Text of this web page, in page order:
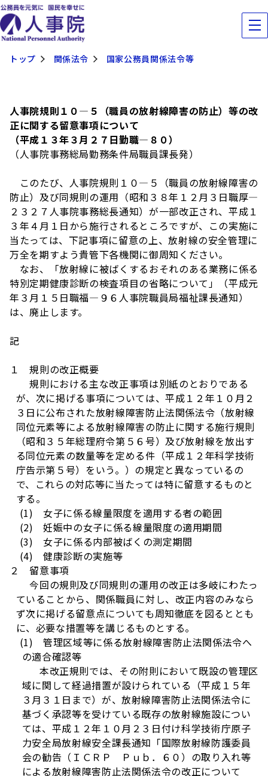
トップ 関係法令 国家公務員関係法令等
人事院規則１０―５（職員の放射線障害の防止）等の改
正に関する留意事項について
（平成１３年３月２７日勤職―８０）
（人事院事務総局勤務条件局職員課長発）
このたび、人事院規則１０―５（職員の放射線障害の
防止）及び同規則の運用（昭和３８年１２月３日職厚―
２３２７人事院事務総長通知）が一部改正され、平成１
３年４月１日から施行されるところですが、この実施に
当たっては、下記事項に留意の上、放射線の安全管理に
万全を期すよう貴管下各機関に御周知ください。
なお、「放射線に被ばくするおそれのある業務に係る
特別定期健康診断の検査項目の省略について」（平成元
年３月１５日職福―９６人事院職員局福祉課長通知）
は、廃止します。
記
１ 規則の改正概要
規則における主な改正事項は別紙のとおりである
が、次に掲げる事項については、平成１２年１０月２
３日に公布された放射線障害防止法関係法令（放射線
同位元素等による放射線障害の防止に関する施行規則
（昭和３５年総理府令第５６号）及び放射線を放出す
る同位元素の数量等を定める件（平成１２年科学技術
庁告示第５号）をいう。）の規定と異なっているの
で、これらの対応等に当たっては特に留意するものと
する。
(1) 女子に係る線量限度を適用する者の範囲
(2) 妊娠中の女子に係る線量限度の適用期間
(3) 女子に係る内部被ばくの測定期間
(4) 健康診断の実施等
２ 留意事項
今回の規則及び同規則の運用の改正は多岐にわたっ
ていることから、関係職員に対し、改正内容のみなら
ず次に掲げる留意点についても周知徹底を図るととも
に、必要な措置等を講じるものとする。
(1) 管理区域等に係る放射線障害防止法関係法令へ
の適合確認等
本改正規則では、その附則において既設の管理区
域に関して経過措置が設けられている（平成１５年
３月３１日まで）が、放射線障害防止法関係法令に
基づく承認等を受けている既存の放射線施設につい
ては、平成１２年１０月２３日付け科学技術庁原子
力安全局放射線安全課長通知「国際放射線防護委員
会の勧告（ＩＣＲＰ Ｐｕｂ．６０）の取り入れ等
による放射線障害防止法関係法令の改正について